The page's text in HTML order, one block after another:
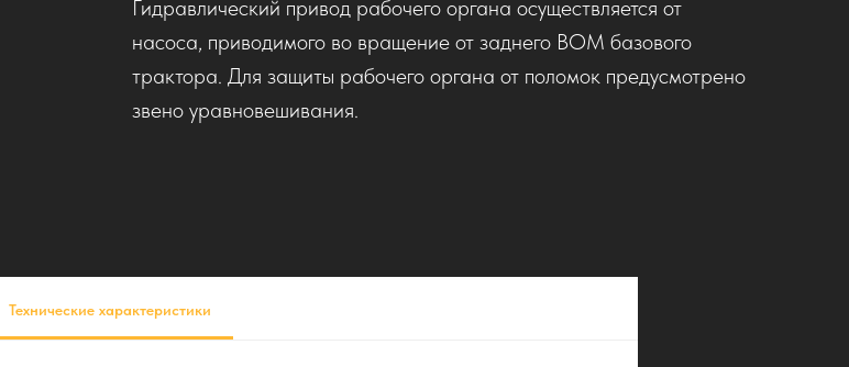
Гидравлический привод рабочего органа осуществляется от
насоса, приводимого во вращение от заднего ВОМ базового
трактора. Для защиты рабочего органа от поломок предусмотрено
звено уравновешивания.
Технические характеристики